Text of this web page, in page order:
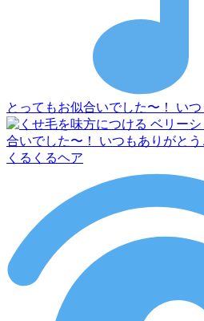
とってもお似合いでした〜！ い
くるくるヘア